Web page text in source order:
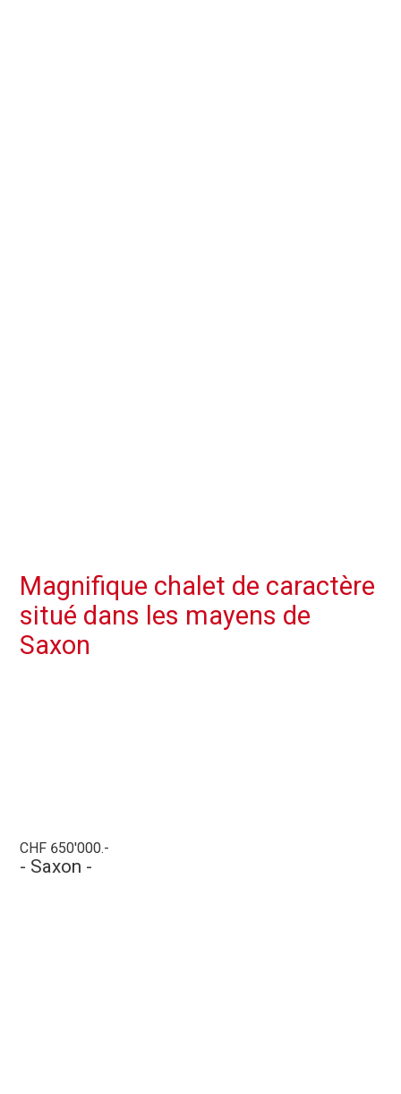
Magnifique chalet de caractère
situé dans les mayens de
Saxon
CHF 650'000.-
- Saxon -